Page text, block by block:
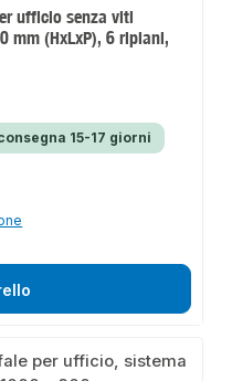
ufficio senza viti
mm (HxLxP), 6 ripiani,
15-17 giorni